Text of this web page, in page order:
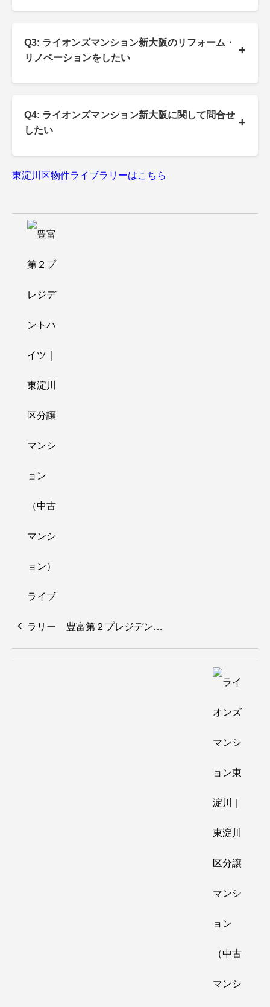
Q3: ライオンズマンション新大阪のリフォーム・
リノベーションをしたい
+
Q4: ライオンズマンション新大阪に関して問合せ
したい
+
東淀川区物件ライブラリーはこちら
豊富第２プレジデン…